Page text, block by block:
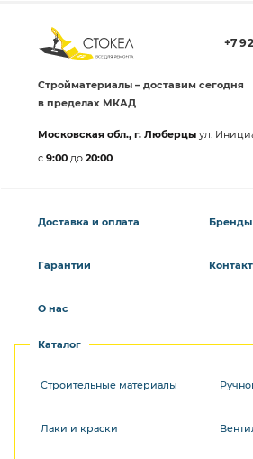
+7
Стройматериалы – доставим сегодня
в пределах МКАД
Московская обл., г. Люберцы ул.
с 9:00 до 20:00
Доставка и оплата
Гарантии
О нас
Бренды
Каталог
Строительные материалы
Лаки и краски